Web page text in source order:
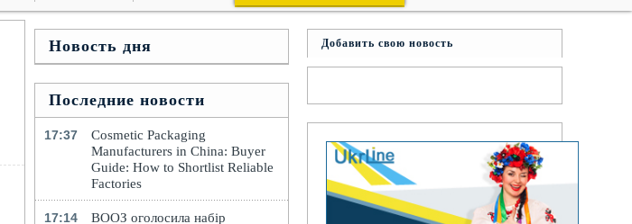
Новость дня
Последние новости
17:37
Cosmetic Packaging
Manufacturers in China: Buyer
Guide: How to Shortlist Reliable
Factories
17:14
ВООЗ оголосила набір
Добавить свою новость